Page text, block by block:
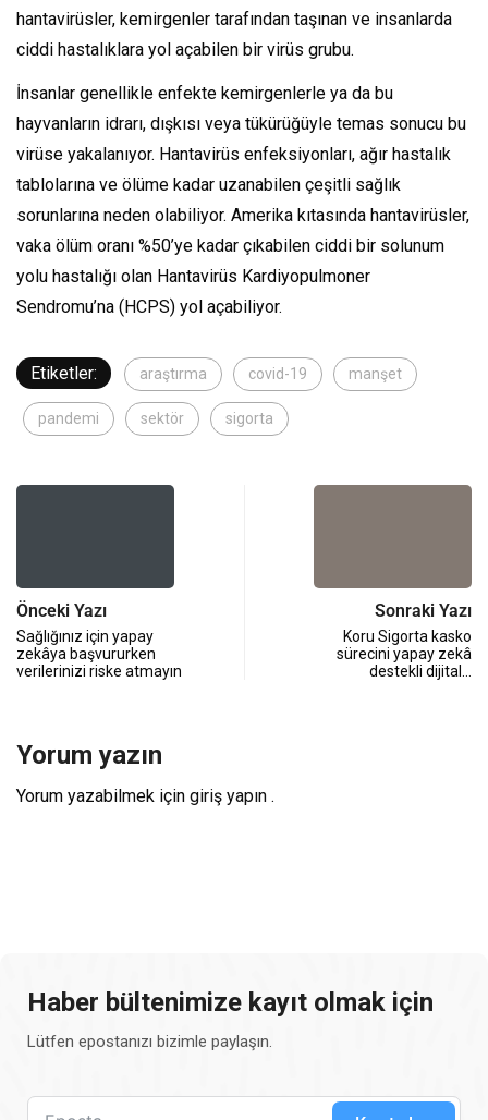
hantavirüsler, kemirgenler tarafından taşınan ve insanlarda
ciddi hastalıklara yol açabilen bir virüs grubu.
İnsanlar genellikle enfekte kemirgenlerle ya da bu
hayvanların idrarı, dışkısı veya tükürüğüyle temas sonucu bu
virüse yakalanıyor. Hantavirüs enfeksiyonları, ağır hastalık
tablolarına ve ölüme kadar uzanabilen çeşitli sağlık
sorunlarına neden olabiliyor. Amerika kıtasında hantavirüsler,
vaka ölüm oranı %50’ye kadar çıkabilen ciddi bir solunum
yolu hastalığı olan Hantavirüs Kardiyopulmoner
Sendromu’na (HCPS) yol açabiliyor.
Etiketler: araştırma covid-19 manşet
pandemi sektör sigorta
Önceki Yazı
Sağlığınız için yapay
zekâya başvururken
verilerinizi riske atmayın
Sonraki Yazı
Koru Sigorta kasko
sürecini yapay zekâ
destekli dijital…
Yorum yazın
Yorum yazabilmek için giriş yapın .
Haber bültenimize kayıt olmak için
Lütfen epostanızı bizimle paylaşın.